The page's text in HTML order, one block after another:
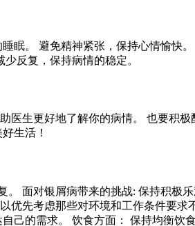
眠。 避免精神紧张，保持心情愉快
反复，保持病情的稳定。
医生更好地了解你的病情。 也要积
生活！
面对银屑病带来的挑战: 保持积极乐
优先考虑那些对环境和工作条件要求
己的需求。 饮食方面： 保持均衡饮